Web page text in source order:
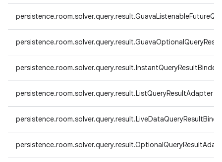
persistence.room.solver.query.result.InstantQueryResultBinder
persistence.room.solver.query.result.ListQueryResultAdapter